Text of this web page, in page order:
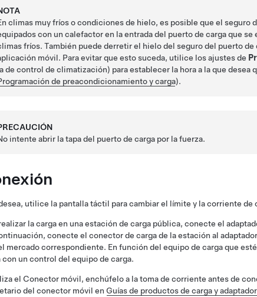
climas muy fríos o condiciones de hielo, es posible que el seguro
con un calefactor en la entrada del puerto de carga que
fríos. También puede derretir el hielo del seguro del puerto
móvil. Para evitar que esto suceda, utilice los ajustes de
de control de climatización) para establecer la hora a la que
de preacondicionamiento y carga).
intente abrir la tapa del puerto de carga por la fuerza.
utilice la pantalla táctil para cambiar el límite y la corriente de
la carga en una estación de carga pública, conecte el
conecte el conector de carga de la estación al
mercado correspondiente. En función del equipo de carga que
con un control del equipo de carga.
el Conector móvil, enchúfelo a la toma de corriente antes de
del conector móvil en Guías de productos de carga y